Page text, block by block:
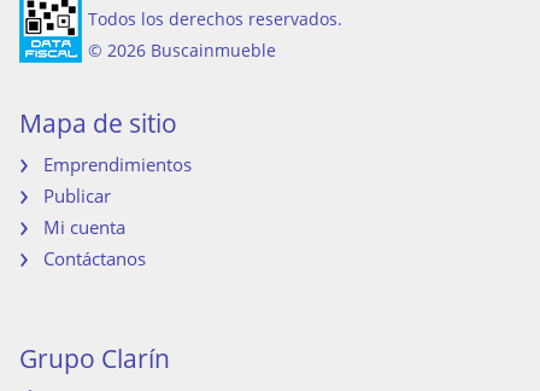
Todos los derechos reservados.
© 2026 Buscainmueble
Mapa de sitio
Emprendimientos
Publicar
Mi cuenta
Contáctanos
Grupo Clarín